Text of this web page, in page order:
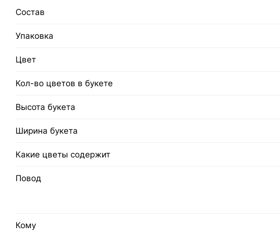
Состав
Упаковка
Цвет
Кол-во цветов в букете
Высота букета
Ширина букета
Какие цветы содержит
Повод
Кому